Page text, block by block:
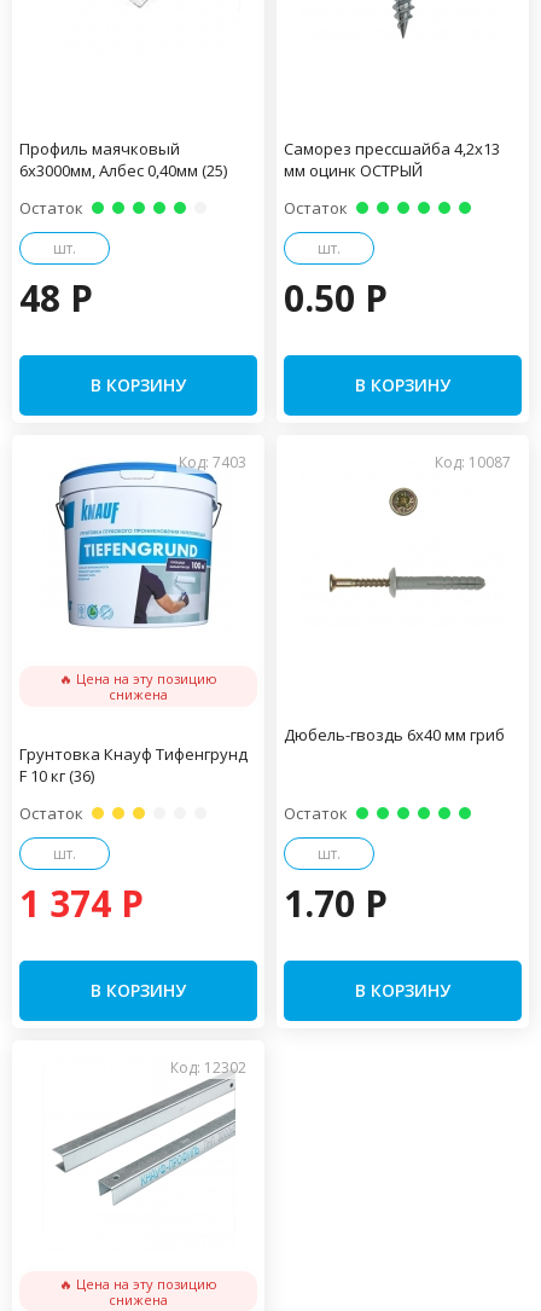
Профиль маячковый
6х3000мм, Албес 0,40мм (25)
Остаток
шт.
48 P
В КОРЗИНУ
Саморез прессшайба 4,2х13
мм оцинк ОСТРЫЙ
Остаток
шт.
0.50 P
В КОРЗИНУ
Код: 7403
🔥 Цена на эту позицию
снижена
Грунтовка Кнауф Тифенгрунд
F 10 кг (36)
Остаток
шт.
1 374 P
В КОРЗИНУ
Код: 10087
Дюбель-гвоздь 6х40 мм гриб
Остаток
шт.
1.70 P
В КОРЗИНУ
Код: 12302
🔥 Цена на эту позицию
снижена